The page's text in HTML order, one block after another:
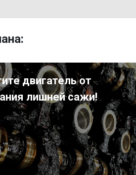
двигатель от
лишней сажи!